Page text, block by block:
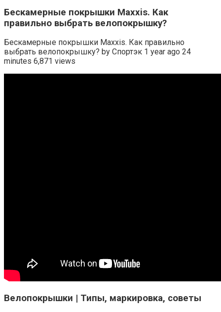
Бескамерные покрышки Maxxis. Как
правильно выбрать велопокрышку?
Бескамерные покрышки Maxxis. Как правильно
выбрать велопокрышку? by Спортэк 1 year ago 24
minutes 6,871 views
Велопокрышки | Типы, маркировка, советы